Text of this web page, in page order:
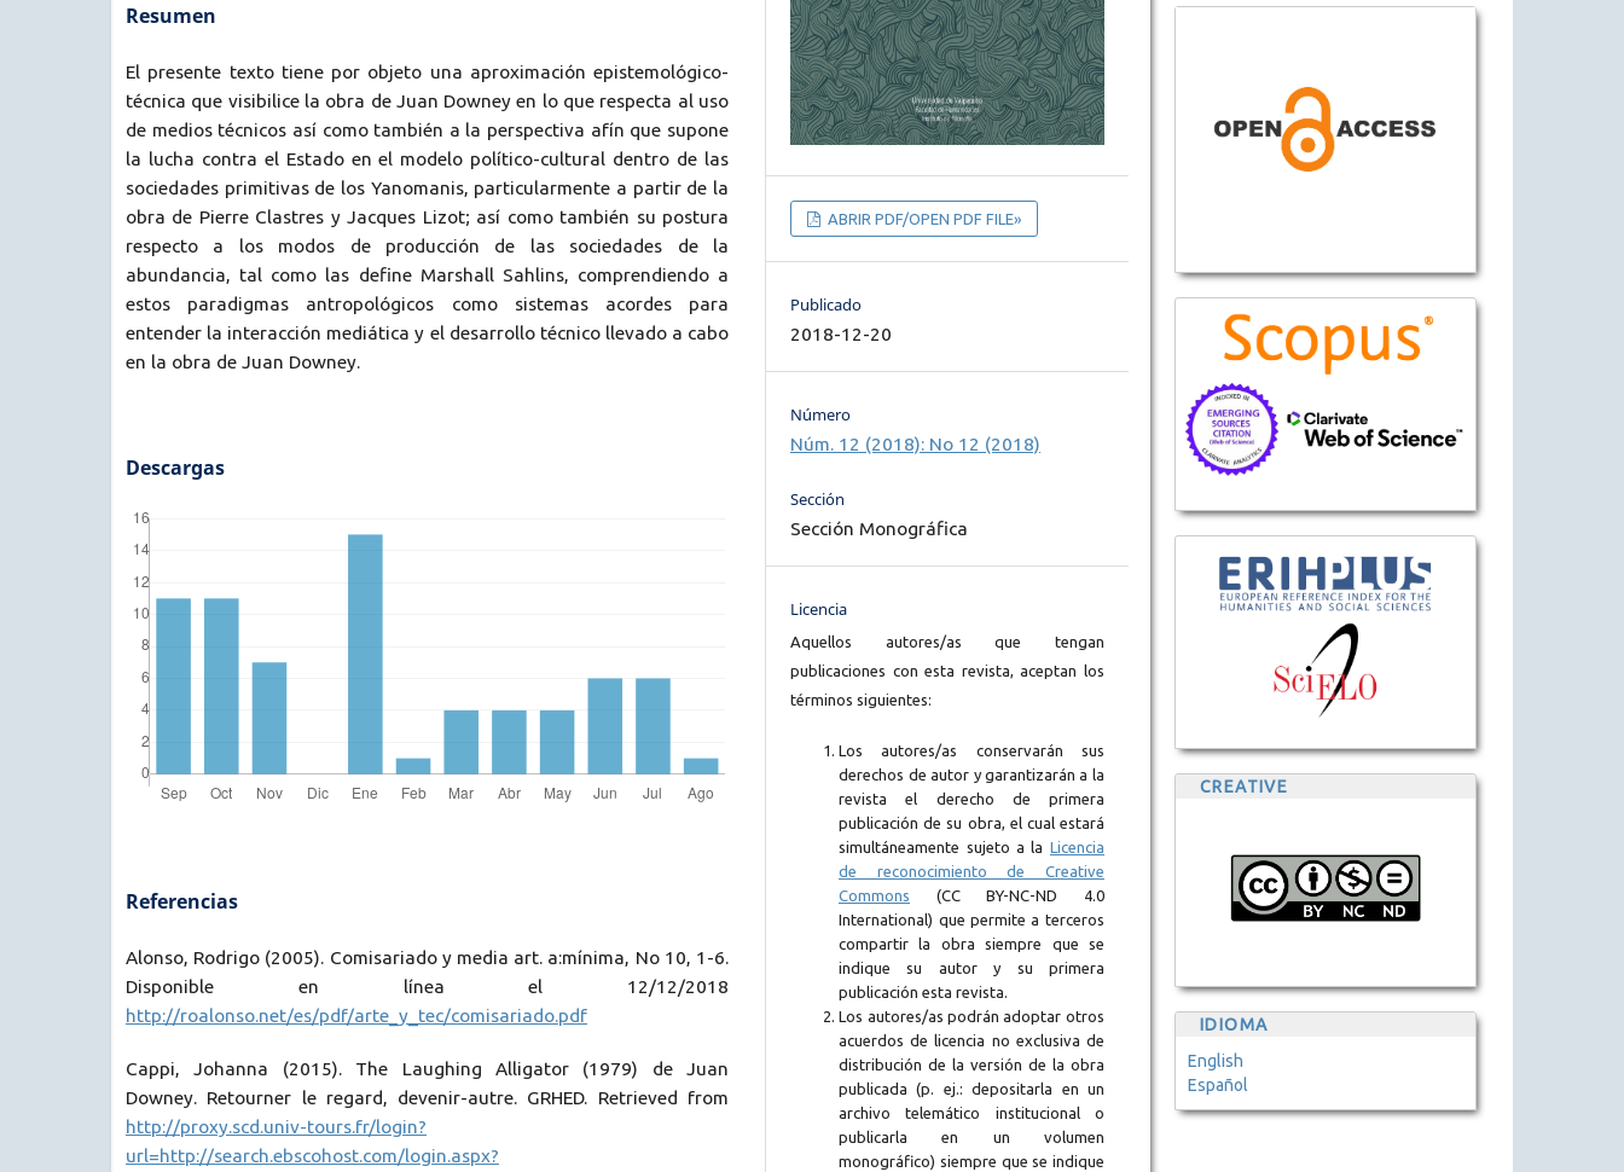
Resumen
El presente texto tiene por objeto una aproximación epistemológico-
técnica que visibilice la obra de Juan Downey en lo que respecta al uso
de medios técnicos así como también a la perspectiva afín que supone
la lucha contra el Estado en el modelo político-cultural dentro de las
sociedades primitivas de los Yanomanis, particularmente a partir de la
obra de Pierre Clastres y Jacques Lizot; así como también su postura
respecto a los modos de producción de las sociedades de la
abundancia, tal como las define Marshall Sahlins, comprendiendo a
estos paradigmas antropológicos como sistemas acordes para
entender la interacción mediática y el desarrollo técnico llevado a cabo
en la obra de Juan Downey.
Descargas
Referencias
Alonso, Rodrigo (2005). Comisariado y media art. a:mínima, No 10, 1-6.
Disponible en línea el 12/12/2018
http://roalonso.net/es/pdf/arte_y_tec/comisariado.pdf
Cappi, Johanna (2015). The Laughing Alligator (1979) de Juan
Downey. Retourner le regard, devenir-autre. GRHED. Retrieved from
http://proxy.scd.univ-tours.fr/login?
url=http://search.ebscohost.com/login.aspx?
ABRIR PDF/OPEN PDF FILE»
Publicado
2018-12-20
Número
Núm. 12 (2018): No 12 (2018)
Sección
Sección Monográfica
Licencia
Aquellos autores/as que tengan
publicaciones con esta revista, aceptan los
términos siguientes:
Los autores/as conservarán sus
derechos de autor y garantizarán a la
revista el derecho de primera
publicación de su obra, el cual estará
simultáneamente sujeto a la Licencia
de reconocimiento de Creative
Commons (CC BY-NC-ND 4.0
International) que permite a terceros
compartir la obra siempre que se
indique su autor y su primera
publicación esta revista.
Los autores/as podrán adoptar otros
acuerdos de licencia no exclusiva de
distribución de la versión de la obra
publicada (p. ej.: depositarla en un
archivo telemático institucional o
publicarla en un volumen
monográfico) siempre que se indique
CREATIVE
IDIOMA
English
Español